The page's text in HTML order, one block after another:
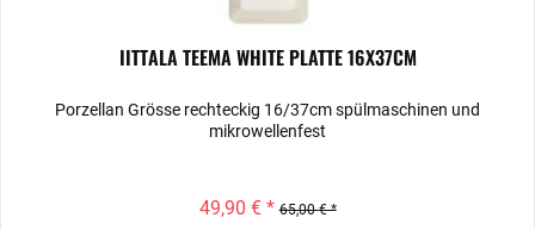
IITTALA TEEMA WHITE PLATTE 16X37CM
Porzellan Grösse rechteckig 16/37cm spülmaschinen und
mikrowellenfest
49,90 € * 65,00 € *